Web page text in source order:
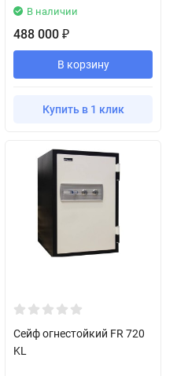
В наличии
488 000 ₽
В корзину
Купить в 1 клик
Сейф огнестойкий FR 720
KL